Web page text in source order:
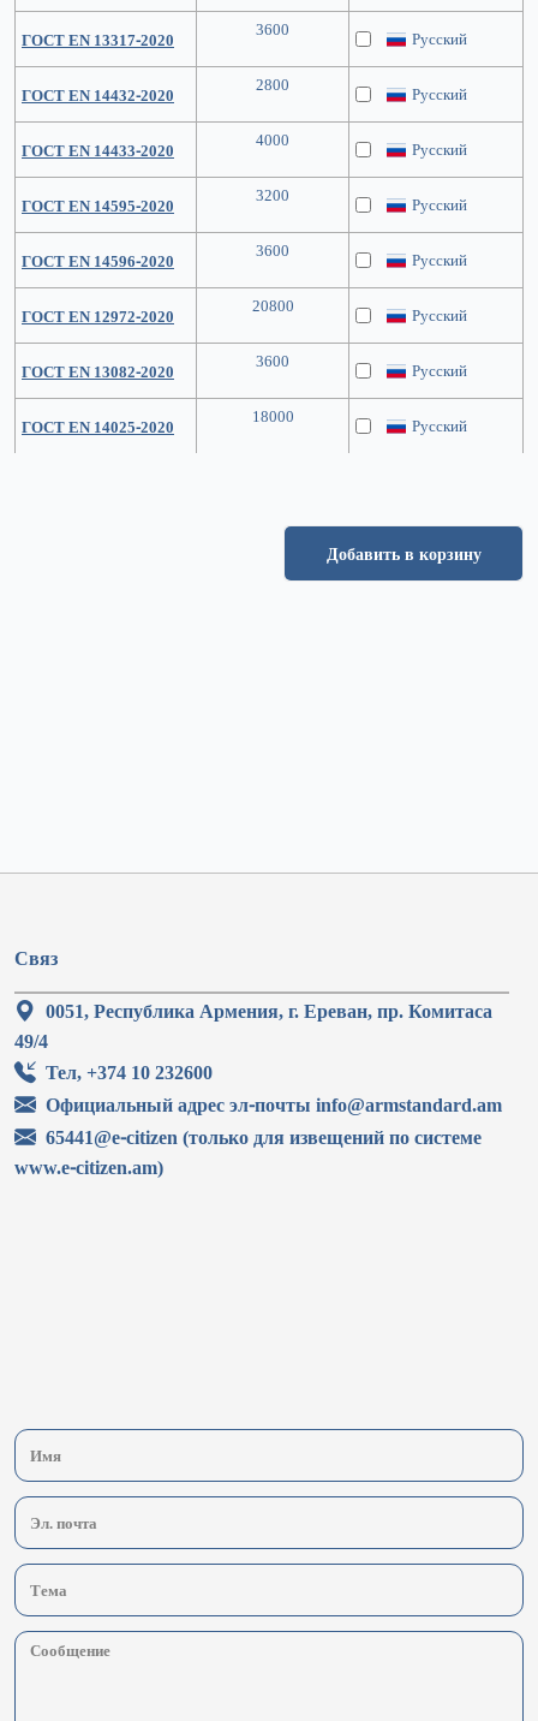
ГОСТ EN 13317-2020 3600 Русский
ГОСТ EN 14432-2020 2800 Русский
ГОСТ EN 14433-2020 4000 Русский
ГОСТ EN 14595-2020 3200 Русский
ГОСТ EN 14596-2020 3600 Русский
ГОСТ EN 12972-2020 20800 Русский
ГОСТ EN 13082-2020 3600 Русский
ГОСТ EN 14025-2020 18000 Русский
Добавить в корзину
Связ
0051, Республика Армения, г. Ереван, пр. Комитаса
49/4
Тел, +374 10 232600
Официальный адрес эл-почты info@armstandard.am
65441@e-citizen (только для извещений по системе
www.e-citizen.am)